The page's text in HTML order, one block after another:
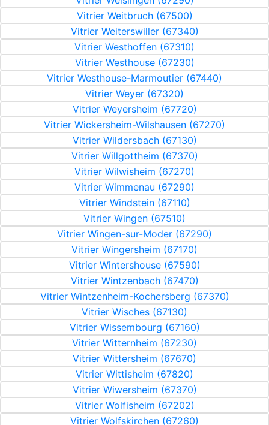
Vitrier Weitbruch (67500)
Vitrier Weiterswiller (67340)
Vitrier Westhoffen (67310)
Vitrier Westhouse (67230)
Vitrier Westhouse-Marmoutier (67440)
Vitrier Weyer (67320)
Vitrier Weyersheim (67720)
Vitrier Wickersheim-Wilshausen (67270)
Vitrier Wildersbach (67130)
Vitrier Willgottheim (67370)
Vitrier Wilwisheim (67270)
Vitrier Wimmenau (67290)
Vitrier Windstein (67110)
Vitrier Wingen (67510)
Vitrier Wingen-sur-Moder (67290)
Vitrier Wingersheim (67170)
Vitrier Wintershouse (67590)
Vitrier Wintzenbach (67470)
Vitrier Wintzenheim-Kochersberg (67370)
Vitrier Wisches (67130)
Vitrier Wissembourg (67160)
Vitrier Witternheim (67230)
Vitrier Wittersheim (67670)
Vitrier Wittisheim (67820)
Vitrier Wiwersheim (67370)
Vitrier Wolfisheim (67202)
Vitrier Wolfskirchen (67260)